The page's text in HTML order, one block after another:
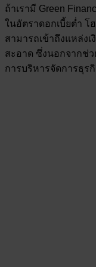
ถ้าเรามี Green
ในอัตราดอกเบี้ยต่ำ โ
สามารถเข้าถึงแหล่ง
สะอาด ซึ่งนอกจากช่
การบริหารจัดการธุร